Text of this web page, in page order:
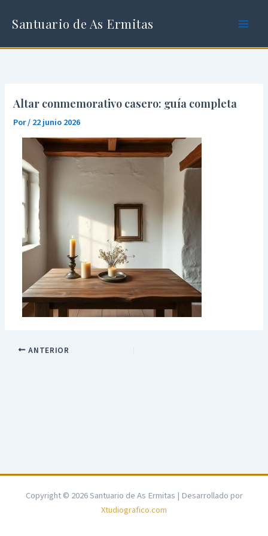
Santuario de As Ermitas
Altar conmemorativo casero: guía completa
Por/22 junio 2026
ANTERIOR
Copyright © 2026 Santuario de As Ermitas | Desarrollado por
Xtudiografico.com